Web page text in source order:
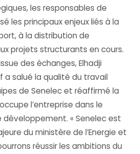
les responsables de
les principaux enjeux liés à la
à la distribution de
projets structurants en cours.
des échanges, Elhadji
a salué la qualité du travail
de Senelec et réaffirmé la
l’entreprise dans le
« Senelec est
du ministère de l’Energie et
réussir les ambitions du